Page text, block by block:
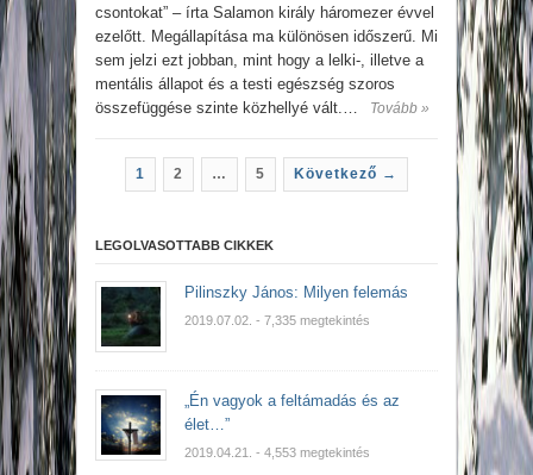
csontokat” – írta Salamon király háromezer évvel
ezelőtt. Megállapítása ma különösen időszerű. Mi
sem jelzi ezt jobban, mint hogy a lelki-, illetve a
mentális állapot és a testi egészség szoros
összefüggése szinte közhellyé vált.…
Tovább »
1 2 … 5 Következő →
LEGOLVASOTTABB CIKKEK
Pilinszky János: Milyen felemás
2019.07.02. - 7,335 megtekintés
„Én vagyok a feltámadás és az
élet…”
2019.04.21. - 4,553 megtekintés